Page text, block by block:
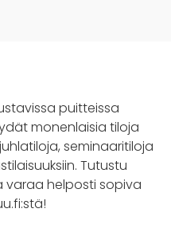
puitteissa
monenlaisia tiloja
seminaaritiloja
Tutustu
varaa helposti sopiva